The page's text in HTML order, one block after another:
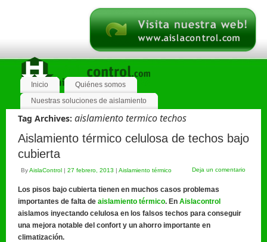
Inicio
Quiénes somos
Nuestras soluciones de aislamiento
Tag Archives: aislamiento termico techos
Aislamiento térmico celulosa de techos bajo
cubierta
ByAislaControl | 27 febrero, 2013 | Aislamiento térmico Deja un comentario
Los pisos bajo cubierta tienen en muchos casos problemas
importantes de falta de aislamiento térmico. En Aislacontrol
aislamos inyectando celulosa en los falsos techos para conseguir
una mejora notable del confort y un ahorro importante en
climatización.